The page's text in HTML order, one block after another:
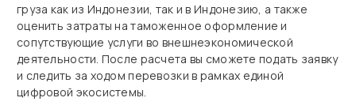
груза как из Индонезии, так и в Индонезию, а также
оценить затраты на таможенное оформление и
сопутствующие услуги во внешнеэкономической
деятельности. После расчета вы сможете подать заявку
и следить за ходом перевозки в рамках единой
цифровой экосистемы.